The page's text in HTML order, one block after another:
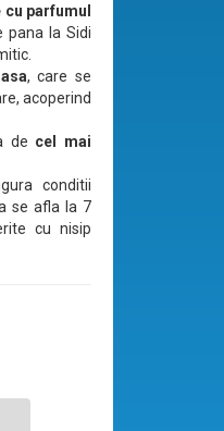
parfumul
pana la Sidi
, care se
acoperind
de cel mai
conditii
se afla la 7
cu nisip